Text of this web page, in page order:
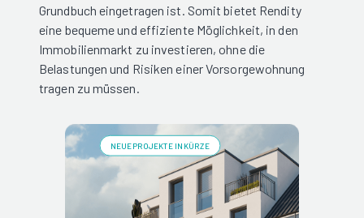
Grundbuch eingetragen ist. Somit bietet Rendity
eine bequeme und effiziente Möglichkeit, in den
Immobilienmarkt zu investieren, ohne die
Belastungen und Risiken einer Vorsorgewohnung
tragen zu müssen.
NEUE PROJEKTE IN KÜRZE